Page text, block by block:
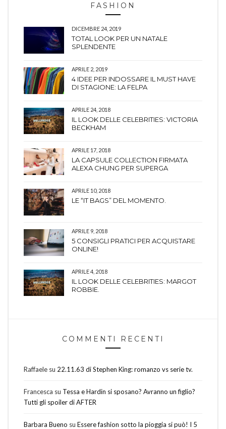
FASHION
DICEMBRE 24, 2019
TOTAL LOOK PER UN NATALE
SPLENDENTE
APRILE 2, 2019
4 IDEE PER INDOSSARE IL MUST HAVE
DI STAGIONE: LA FELPA
APRILE 24, 2018
IL LOOK DELLE CELEBRITIES: VICTORIA
BECKHAM
APRILE 17, 2018
LA CAPSULE COLLECTION FIRMATA
ALEXA CHUNG PER SUPERGA
APRILE 10, 2018
LE “IT BAGS” DEL MOMENTO.
APRILE 9, 2018
5 CONSIGLI PRATICI PER ACQUISTARE
ONLINE!
APRILE 4, 2018
IL LOOK DELLE CELEBRITIES: MARGOT
ROBBIE.
COMMENTI RECENTI
Raffaele su 22.11.63 di Stephen King: romanzo vs serie tv.
Francesca su Tessa e Hardin si sposano? Avranno un figlio?
Tutti gli spoiler di AFTER
Barbara Bueno su Essere fashion sotto la pioggia si può! I 5